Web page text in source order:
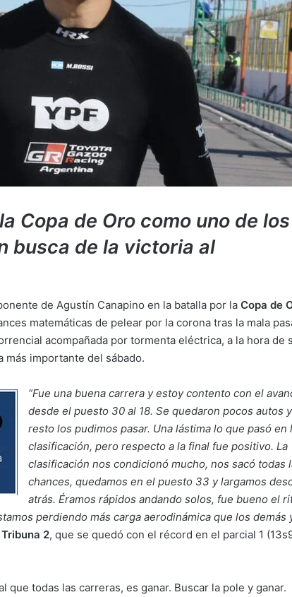
Copa de Oro como uno de los
busca de la victoria al
de Agustín Canapino en la batalla por la Copa de
matemáticas de pelear por la corona tras la mala
acompañada por tormenta eléctrica, a la hora de
más importante del sábado.
“Fue una buena carrera y estoy contento con el
desde el puesto 30 al 18. Se quedaron pocos autos
resto los pudimos pasar. Una lástima lo que pasó en
clasificación, pero respecto a la final fue positivo. La
clasificación nos condicionó mucho, nos sacó todas
chances, quedamos en el puesto 33 y largamos
atrás. Éramos rápidos andando solos, fue bueno el
perdiendo más carga aerodinámica que los demás
Tribuna 2, que se quedó con el récord en el parcial 1
que todas las carreras, es ganar. Buscar la pole y ganar.